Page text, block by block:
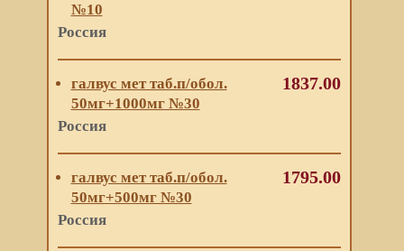
№10
Россия
галвус мет таб.п/обол.
50мг+1000мг №30
Россия
1837.00
галвус мет таб.п/обол.
50мг+500мг №30
Россия
1795.00